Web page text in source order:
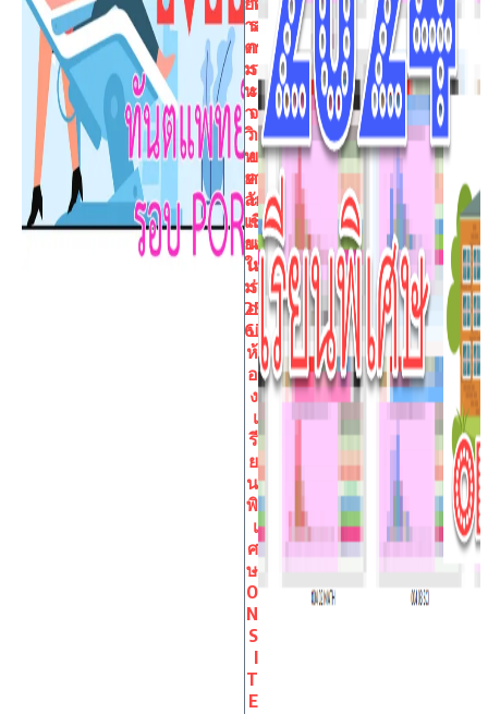
าส
ตร์
ม
ห
า
วิ
ท
ยา
ลัย
เชี
ยง
ให
ม่
25
67
ร
ก
ร
ะ
จ
า
ย
ค
ะ
แ
น
น
ร
อ
บ
ห้
อ
ง
เ
รี
ย
น
พิ
เ
ศ
ษ
O
N
S
I
T
E